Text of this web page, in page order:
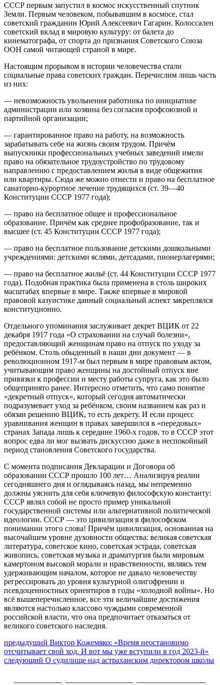
СССР первым запустил в космос искусственный спутник
Земли. Первым человеком, побывавшим в космосе, стал
советский гражданин Юрий Алексеевич Гагарин. Колоссален
советский вклад в мировую культуру: от балета до
кинематографа, от спорта до признания Советского Союза
ООН самой читающей страной в мире.
Настоящим прорывом в истории человечества стали
социальные права советских граждан. Перечислим лишь часть
из них:
— невозможность увольнения работника по инициативе
администрации или хозяина без согласия профсоюзной и
партийной организации;
— гарантированное право на работу, на возможность
зарабатывать себе на жизнь своим трудом. Причём
выпускники профессиональных учебных заведений имели
право на обязательное трудоустройство по трудовому
направлению с предоставлением жилья в виде общежития
или квартиры. Сюда же можно отнести и право на бесплатное
санаторно-курортное лечение трудящихся (ст. 39—40
Конституции СССР 1977 года);
— право на бесплатное общее и профессиональное
образование. Причём как среднее профобразование, так и
высшее (ст. 45 Конституции СССР 1977 года);
— право на бесплатное пользование детскими дошкольными
учреждениями: детскими яслями, детсадами, пионерлагерями;
— право на бесплатное жильё (ст. 44 Конституции СССР 1977
года). Подобная практика была применена в столь широких
масштабах впервые в мире. Также впервые в мировой
правовой казуистике данный социальный аспект закреплялся
конституционно.
Отдельного упоминания заслуживает декрет ВЦИК от 22
декабря 1917 года «О страховании на случай болезни»,
предоставляющий женщинам право на отпуск по уходу за
ребёнком. Столь обыденный в наши дни документ — в
революционном 1917-м был первым в мире правовым актом,
учитывающим право женщины на достойный отпуск вне
привязки к профессии и месту работы супруга, как это было
общепринято ранее. Интересно отметить, что само понятие
«декретный отпуск», который сегодня автоматически
подразумевает уход за ребёнком, своим названием как раз и
обязан решению ВЦИК, то есть декрету. И если процесс
уравнивания женщин в правах завершился в «передовых»
странах Запада лишь к середине 1960-х годов, то в СССР этот
вопрос едва ли мог вызвать дискуссию даже в неспокойный
период становления Советского государства.
С момента подписания Декларации и Договора об
образовании СССР прошло 100 лет… Анализируя реалии
сегодняшнего дня и оглядываясь назад, мы непременно
должны уяснить для себя ключевую философскую константу:
СССР являл собой не просто пример уникальной
государственной системы или альтернативной политической
идеологии. СССР — это цивилизация в философском
понимании этого слова! Причём цивилизация, основанная на
высочайшем уровне духовности общества: великая советская
литература, советское кино, советская эстрада, советская
живопись, советская музыка и драматургия были мировым
камертоном высокой морали и нравственности, являясь тем
удерживающим началом, которое не давало человечеству
регрессировать до уровня культурной олигофрении и
псевдоценностных ориентиров в годы «холодной войны». Но
всё вышеперечисленное, все эти величайшие достижения
являются настолько классово чуждыми современной
российской власти, что она предпочитает отказаться от
великого советского наследия.
Навигация
по
предыдущий Предыдущий
пост:
Виктор Кожемяко: «Время неостановимо
отсчитывает свой ход. И вот мы уже вступили в год 2023-й»
следующий Следующее
О судилище над астраханским директором школы